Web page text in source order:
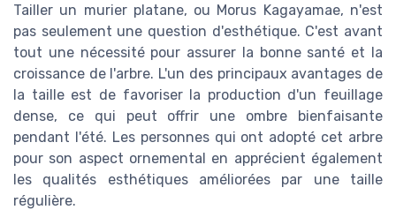
Tailler un murier platane, ou Morus Kagayamae, n'est
pas seulement une question d'esthétique. C'est avant
tout une nécessité pour assurer la bonne santé et la
croissance de l'arbre. L'un des principaux avantages de
la taille est de favoriser la production d'un feuillage
dense, ce qui peut offrir une ombre bienfaisante
pendant l'été. Les personnes qui ont adopté cet arbre
pour son aspect ornemental en apprécient également
les qualités esthétiques améliorées par une taille
régulière.